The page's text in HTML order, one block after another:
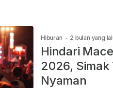
Hiburan - 2 bulan yang
Hindari
2026,
Nyaman